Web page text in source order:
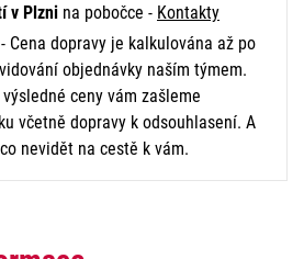
v Plzni na pobočce - Kontakty
- Cena dopravy je kalkulována až po
objednávky naším týmem.
ceny vám zašleme
včetně dopravy k odsouhlasení. A
nevidět na cestě k vám.